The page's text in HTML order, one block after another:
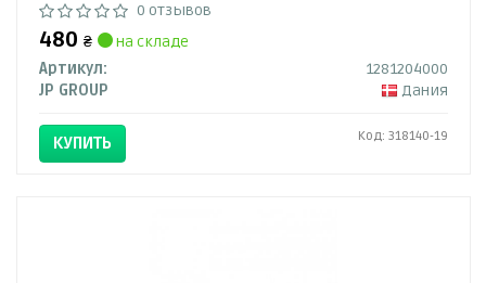
0 отзывов
480 ₴
на складе
Артикул:
1281204000
JP GROUP
Дания
КУПИТЬ Код: 318140-19